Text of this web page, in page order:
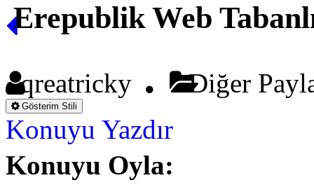
Erepublik Web
qreatricky Diğer
Gösterim Stili
Konuyu Yazdır
Konuyu Oyla: